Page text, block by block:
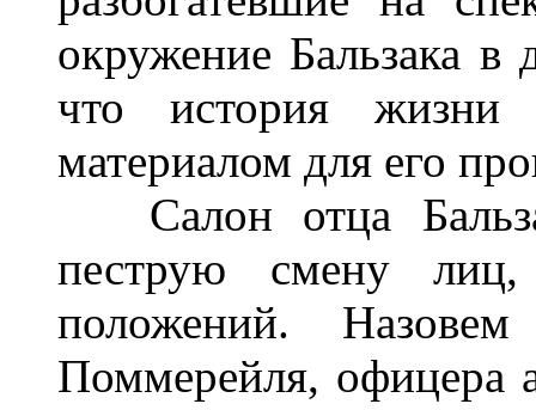
окружение Бальзака в
что история
материалом для его
Салон отца
пеструю смену
положений.
Поммерейля, офицера